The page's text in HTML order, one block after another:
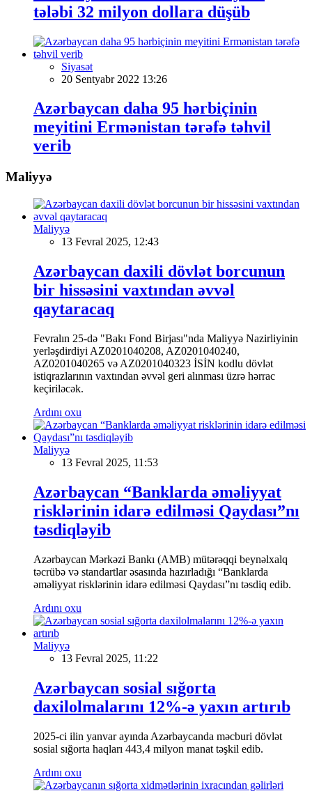
tələbi 32 milyon dollara düşüb
Siyasət
20 Sentyabr 2022 13:26
Azərbaycan daha 95 hərbiçinin
meyitini Ermənistan tərəfə təhvil
verib
Maliyyə
Maliyyə
13 Fevral 2025, 12:43
Azərbaycan daxili dövlət borcunun
bir hissəsini vaxtından əvvəl
qaytaracaq
Fevralın 25-də "Bakı Fond Birjası"nda Maliyyə Nazirliyinin
yerləşdirdiyi AZ0201040208, AZ0201040240,
AZ0201040265 və AZ0201040323 İSİN kodlu dövlət
istiqrazlarının vaxtından əvvəl geri alınması üzrə hərrac
keçiriləcək.
Ardını oxu
Maliyyə
13 Fevral 2025, 11:53
Azərbaycan “Banklarda əməliyyat
risklərinin idarə edilməsi Qaydası”nı
təsdiqləyib
Azərbaycan Mərkəzi Bankı (AMB) mütərəqqi beynəlxalq
təcrübə və standartlar əsasında hazırladığı “Banklarda
əməliyyat risklərinin idarə edilməsi Qaydası”nı təsdiq edib.
Ardını oxu
Maliyyə
13 Fevral 2025, 11:22
Azərbaycan sosial sığorta
daxilolmalarını 12%-ə yaxın artırıb
2025-ci ilin yanvar ayında Azərbaycanda məcburi dövlət
sosial sığorta haqları 443,4 milyon manat təşkil edib.
Ardını oxu